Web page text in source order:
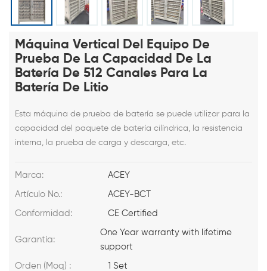
Máquina Vertical Del Equipo De
Prueba De La Capacidad De La
Batería De 512 Canales Para La
Batería De Litio
Esta máquina de prueba de batería se puede utilizar para la
capacidad del paquete de batería cilíndrica,
la resistencia
interna, la prueba de carga y descarga, etc.
Marca: ACEY
Artículo No.: ACEY-BCT
Conformidad: CE Certified
Garantía:
One Year warranty with lifetime
support
Orden (Moq) : 1 Set